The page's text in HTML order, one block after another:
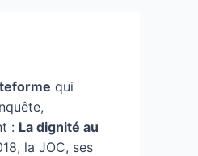
qui
: La dignité au
la JOC, ses